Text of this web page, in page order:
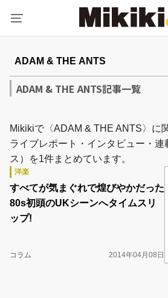
ADAM & THE ANTS記事一覧
Mikikiで〈ADAM & THE ANTS〉に
ライブレポート・インタビュー・
ス）を1件まとめています。
洋楽
すべてが気まぐれで煌びやかだった
80s初頭のUKシーンへタイムスリ
ップ!
コラム 2014年04月08日